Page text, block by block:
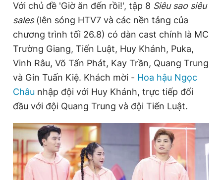
Sản phẩm khác
Tiện ích Bạn cần biết
Thông tin tòa soạn Liên hệ quảng cáo
Đọc Thanh Niên trên điện thoại
Với chủ đề 'Giờ ăn đến rồi!', tập 8 Siêu sao siêu
sales(lên sóng HTV7 và các nền tảng của
chương trình tối 26.8) có dàn cast chính là MC
Trường Giang, Tiến Luật, Huy Khánh, Puka,
Vinh Râu, Võ Tấn Phát, Kay Trần, Quang Trung
và Gin Tuấn Kiệ. Khách mời - Hoa hậu Ngọc
Châu nhập đội với Huy Khánh, trực tiếp đối
đầu với đội Quang Trung và đội Tiến Luật.